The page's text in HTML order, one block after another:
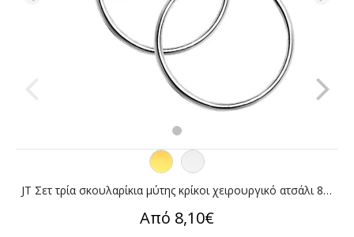
JT Σετ τρία σκουλαρίκια μύτης κρίκοι χειρουργικό ατσάλι 8mm
Από 8,10€